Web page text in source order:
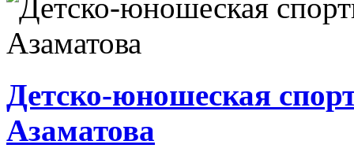
Детско-юношеская
Азаматова